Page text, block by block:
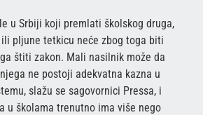
u Srbiji koji premlati školskog druga,
pljune tetkicu neće zbog toga biti
štiti zakon. Mali nasilnik može da
ne postoji adekvatna kazna u
slažu se sagovornici Pressa, i
u školama trenutno ima više nego